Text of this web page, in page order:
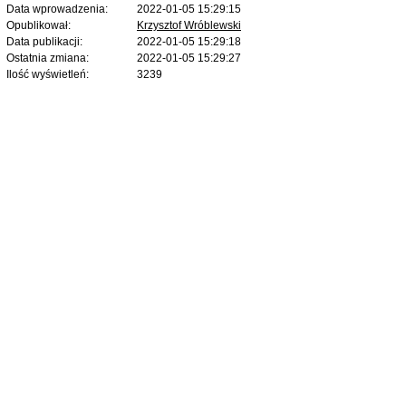
Data wprowadzenia:
2022-01-05 15:29:15
Opublikował:
Krzysztof Wróblewski
Data publikacji:
2022-01-05 15:29:18
Ostatnia zmiana:
2022-01-05 15:29:27
Ilość wyświetleń:
3239